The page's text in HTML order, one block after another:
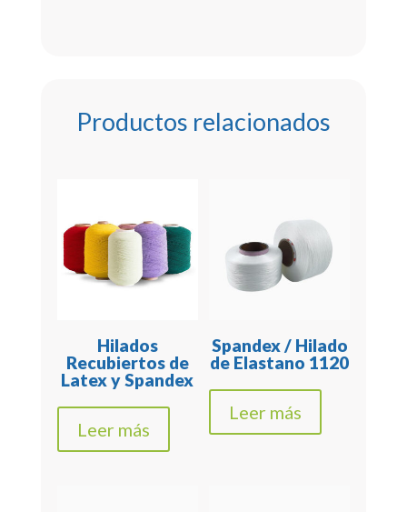
Productos relacionados
Hilados
Recubiertos de
Latex y Spandex
Leer más
Spandex / Hilado
de Elastano 1120
Leer más